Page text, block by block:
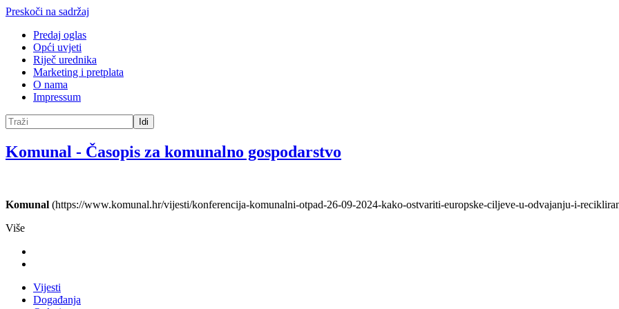
Preskoči na sadržaj
Predaj oglas
Opći uvjeti
Riječ urednika
Marketing i pretplata
O nama
Impressum
Idi
Komunal - Časopis za komunalno gospodarstvo
Komunal (https://www.komunal.hr/vijesti/konferencija-komunalni-otpad-26-09-2024-kako-ostvariti-europske-ciljeve-u-odvajanju-i-
Više
Vijesti
Događanja